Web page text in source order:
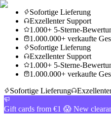
Sofortige Lieferung
Exzellenter Support
1.000+ 5-Sterne-
1.000.000+ verkaufte
Sofortige Lieferung
Exzellenter Support
1.000+ 5-Sterne-
1.000.000+ verkaufte
Sofortige Lieferung
Gift cards from €1 😱 New